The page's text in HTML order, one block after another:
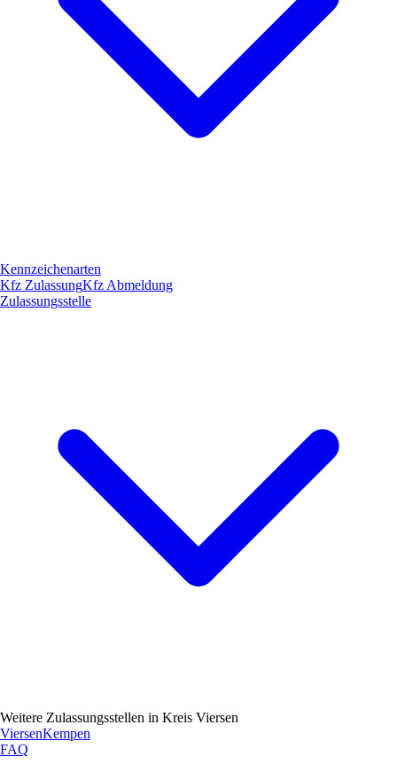
Kennzeichenarten
Kfz ZulassungKfz Abmeldung
Zulassungsstelle
Weitere Zulassungsstellen in Kreis Viersen
ViersenKempen
FAQ